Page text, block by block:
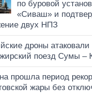
по буровой
«Сиваш» и
двух НПЗ
дроны атаковали
поезд Сумы –
прошла период
жары без